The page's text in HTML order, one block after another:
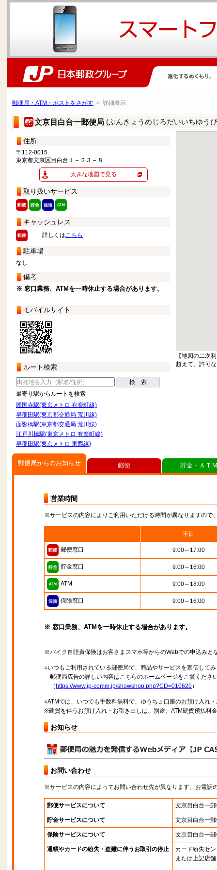
郵便局・ATM・ポストをさがす > 詳細表示
文京目白台一郵便局 (ぶんきょうめじろだいいちゆう
住所
〒112-0015
東京都文京区目白台１－２３－８
大きな地図で見る
取り扱いサービス
キャッシュレス
詳しくはこちら
駐車場
なし
備考
※ 窓口業務、ATMを一時休止する場合があります。
モバイルサイト
ルート検索
検 索
最寄り駅からルートを検索
護国寺駅(東京メトロ 有楽町線)
早稲田駅(東京都交通局 荒川線)
面影橋駅(東京都交通局 荒川線)
江戸川橋駅(東京メトロ 有楽町線)
早稲田駅(東京メトロ 東西線)
【地図の二次
超えて、許可
郵便局からのお知らせ
営業時間
※サービスの内容によりご利用いただける時間が異なりますので
平日
郵便窓口 9:00～17:00
貯金窓口 9:00～16:00
ATM 9:00～18:00
保険窓口 9:00～16:00
※ 窓口業務、ATMを一時休止する場合があります。
※バイク自賠責保険はお客さまスマホ等からのWebでの申込みと
○いつもご利用されている郵便局で、商品やサービスを宣伝して
郵便局広告の詳しい内容はこちらのホームページをご覧くださ
（ https://www.jp-comm.jp/showshop.php?CD=010620）
○ATMでは、いつでも手数料無料で、ゆうちょ口座のお預け入れ
※硬貨を伴うお預け入れ・お引き出しは、別途、ATM硬貨預払料
お知らせ
お問い合わせ
※サービスの内容によってお問い合わせ先が異なります。お電話
郵便サービスについて 文京目白台一
貯金サービスについて 文京目白台一
保険サービスについて 文京目白台一
通帳やカードの紛失・盗難に伴うお取引の停止
カード紛失セ
または上記店舗
郵便 貯金・ＡＴ